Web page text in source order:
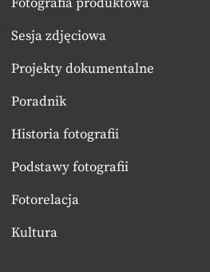
Sesja zdjęciowa
Projekty dokumentalne
Poradnik
Historia fotografii
Podstawy fotografii
Fotorelacja
Kultura